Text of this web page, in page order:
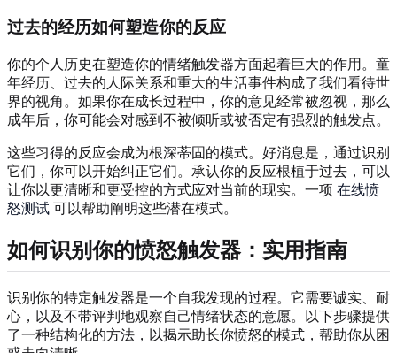
过去的经历如何塑造你的反应
你的个人历史在塑造你的情绪触发器方面起着巨大的作用。童
年经历、过去的人际关系和重大的生活事件构成了我们看待世
界的视角。如果你在成长过程中，你的意见经常被忽视，那么
成年后，你可能会对感到不被倾听或被否定有强烈的触发点。
这些习得的反应会成为根深蒂固的模式。好消息是，通过识别
它们，你可以开始纠正它们。承认你的反应根植于过去，可以
让你以更清晰和更受控的方式应对当前的现实。一项 在线愤
怒测试 可以帮助阐明这些潜在模式。
如何识别你的愤怒触发器：实用指南
识别你的特定触发器是一个自我发现的过程。它需要诚实、耐
心，以及不带评判地观察自己情绪状态的意愿。以下步骤提供
了一种结构化的方法，以揭示助长你愤怒的模式，帮助你从困